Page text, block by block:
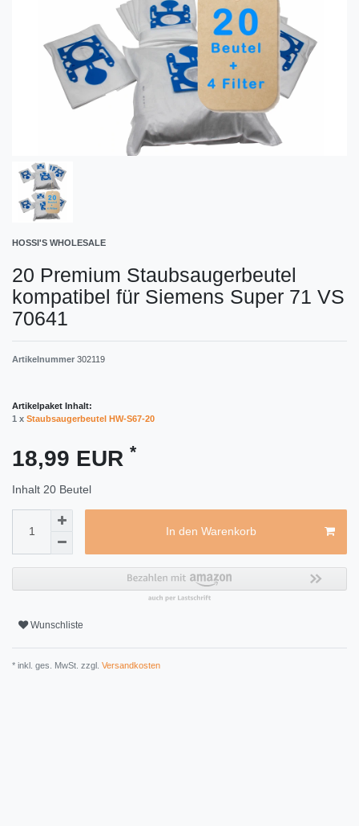
HOSSI'S WHOLESALE
20 Premium Staubsaugerbeutel
kompatibel für Siemens Super 71 VS
70641
Artikelnummer 302119
Artikelpaket Inhalt:
1 x Staubsaugerbeutel HW-S67-20
18,99 EUR *
Inhalt 20 Beutel
In den Warenkorb
Wunschliste
* inkl. ges. MwSt. zzgl. Versandkosten